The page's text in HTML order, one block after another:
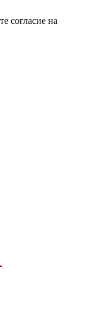
согласие на